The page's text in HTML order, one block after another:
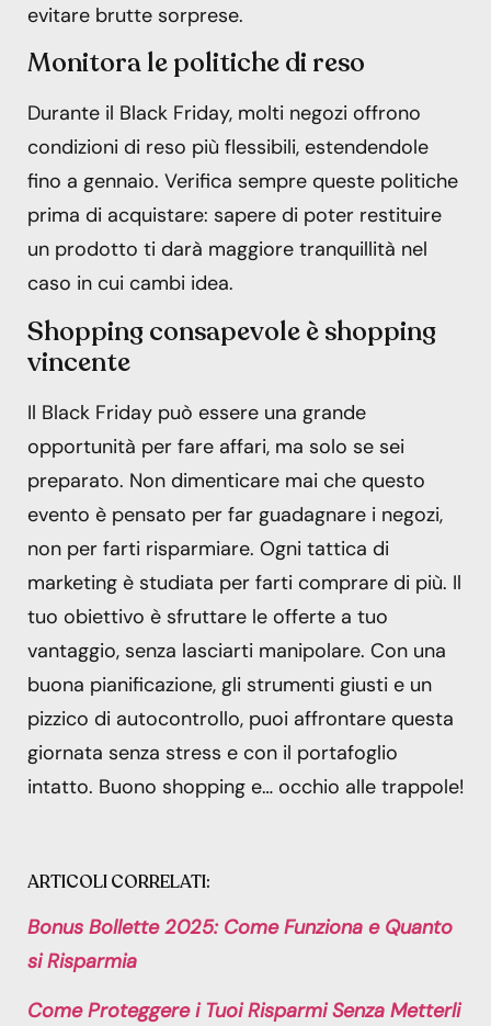
evitare brutte sorprese.
Monitora le politiche di reso
Durante il Black Friday, molti negozi offrono
condizioni di reso più flessibili, estendendole
fino a gennaio. Verifica sempre queste politiche
prima di acquistare: sapere di poter restituire
un prodotto ti darà maggiore tranquillità nel
caso in cui cambi idea.
Shopping consapevole è shopping
vincente
Il Black Friday può essere una grande
opportunità per fare affari, ma solo se sei
preparato. Non dimenticare mai che questo
evento è pensato per far guadagnare i negozi,
non per farti risparmiare. Ogni tattica di
marketing è studiata per farti comprare di più. Il
tuo obiettivo è sfruttare le offerte a tuo
vantaggio, senza lasciarti manipolare. Con una
buona pianificazione, gli strumenti giusti e un
pizzico di autocontrollo, puoi affrontare questa
giornata senza stress e con il portafoglio
intatto. Buono shopping e… occhio alle trappole!
ARTICOLI CORRELATI:
Bonus Bollette 2025: Come Funziona e Quanto
si Risparmia
Come Proteggere i Tuoi Risparmi Senza Metterli